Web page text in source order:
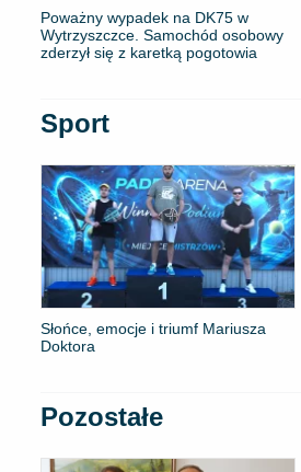
Poważny wypadek na DK75 w
Wytrzyszczce. Samochód osobowy
zderzył się z karetką pogotowia
Sport
Słońce, emocje i triumf Mariusza
Doktora
Pozostałe